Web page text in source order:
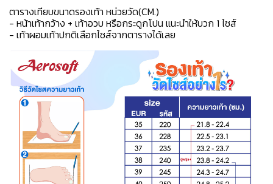
ตารางเทียบขนาดรองเท้า หน่วยวัด(CM.)
- หน้าเท้ากว้าง + เท้าอวบ หรือกระดูกโปน แนะนำให้บวก 1 ไซส์
- เท้าผอมเท้าปกติเลือกไซส์จากตารางได้เลย